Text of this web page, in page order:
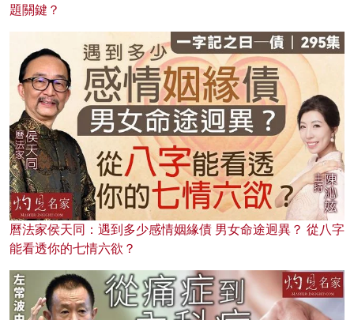
題關鍵？
曆法家侯天同：遇到多少感情姻緣債 男女命途迥異？ 從八字
能看透你的七情六欲？